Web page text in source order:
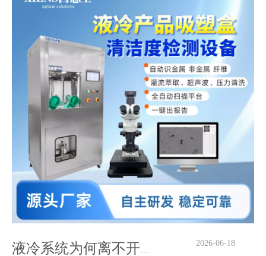
液冷系统为何离不开专业清洁度检测？西恩士16年技术沉淀给出答案
2026-06-18